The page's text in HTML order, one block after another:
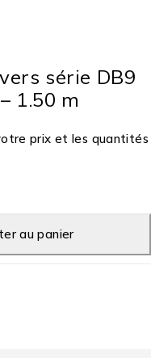
série DB9
1.50 m
prix et les quantités
au panier